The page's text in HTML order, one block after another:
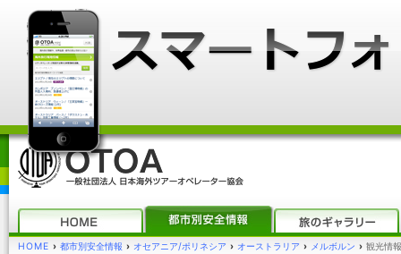
HOME › 都市別安全情報 › オセアニア/ポリネシア › オーストラリア › メルボルン › 観光情